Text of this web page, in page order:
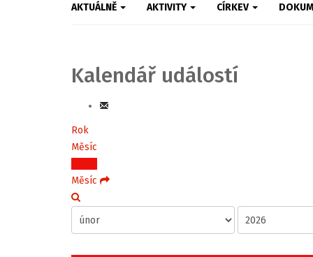
AKTUÁLNĚ AKTIVITY CÍRKEV
Kalendář událostí
Rok
Měsíc
Týden
Měsíc